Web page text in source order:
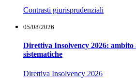
Contrasti giurisprudenziali
05/08/2026
Direttiva Insolvency 2026:
sistematiche
Direttiva Insolvency 2026